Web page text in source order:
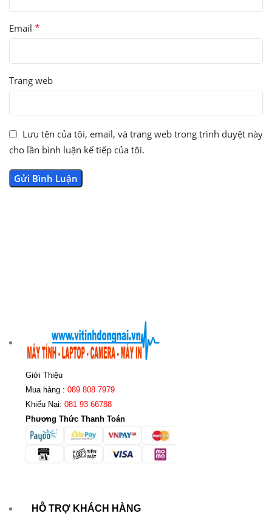
Email *
Trang web
Lưu tên của tôi, email, và trang web trong trình duyệt này
cho lần bình luận kế tiếp của tôi.
Giới Thiệu
Mua hàng : 089 808 7979
Khiếu Nại: 081 93 66788
Phương Thức Thanh Toán
HỖ TRỢ KHÁCH HÀNG